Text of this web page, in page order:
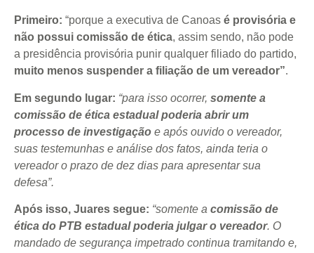
Primeiro: “porque a executiva de Canoas é provisória e
não possui comissão de ética, assim sendo, não pode
a presidência provisória punir qualquer filiado do partido,
muito menos suspender a filiação de um vereador”.
Em segundo lugar: “para isso ocorrer, somente a
comissão de ética estadual poderia abrir um
processo de investigação e após ouvido o vereador,
suas testemunhas e análise dos fatos, ainda teria o
vereador o prazo de dez dias para apresentar sua
defesa”.
Após isso, Juares segue: “somente a comissão de
ética do PTB estadual poderia julgar o vereador. O
mandado de segurança impetrado continua tramitando e,